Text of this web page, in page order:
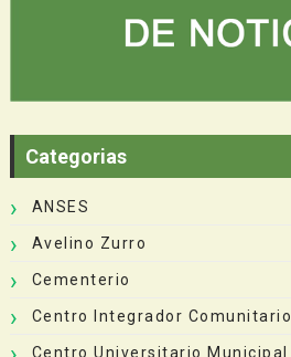
Categorias
ANSES
Avelino Zurro
Cementerio
Centro Integrador Comunitario
Centro Universitario Municipal